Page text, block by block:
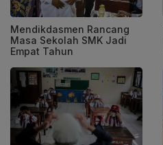
Mendikdasmen Rancang
Masa Sekolah SMK Jadi
Empat Tahun